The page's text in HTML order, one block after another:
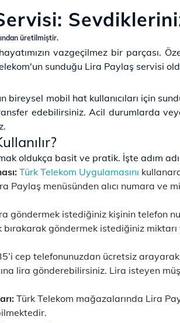
üretilmiştir.
vazgeçilmez bir parçası.
sunduğu Lira Paylaş servisi
bireysel mobil hat kullanıcıları için
edebilirsiniz. Acil durumlarda
oldukça basit ve pratik. İşte adım
Türk Telekom Uygulamasını
Paylaş menüsünden alıcı numara ve
göndermek istediğiniz kişinin telefon
bırakarak göndermek istediğiniz miktarı
cep telefonunuzdan ücretsiz
lira gönderebilirsiniz. Lira isteyen
Türk Telekom mağazalarında Lira